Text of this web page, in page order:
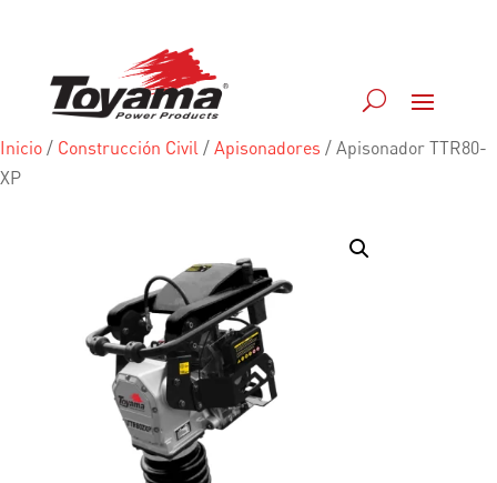
Inicio / Construcción Civil / Apisonadores / Apisonador TTR80-
XP